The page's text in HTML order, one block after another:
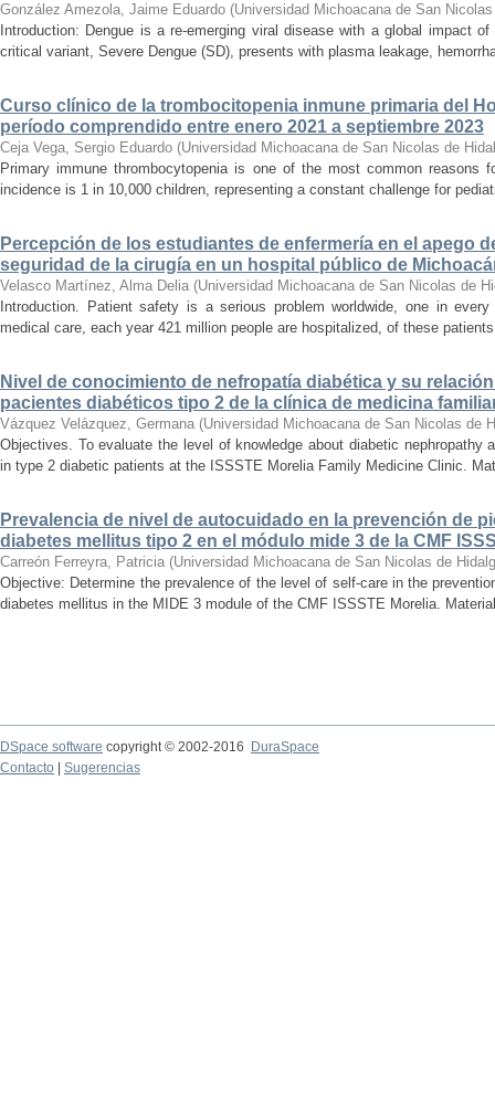
González Amezola, Jaime Eduardo (Universidad Michoacana de San
Introduction: Dengue is a re-emerging viral disease with a global impact
critical variant, Severe Dengue (SD), presents with plasma leakage,
Curso clínico de la trombocitopenia inmune primaria del
período comprendido entre enero 2021 a septiembre 2023
Ceja Vega, Sergio Eduardo (Universidad Michoacana de San Nicolas de
Primary immune thrombocytopenia is one of the most common reasons
incidence is 1 in 10,000 children, representing a constant challenge for
Percepción de los estudiantes de enfermería en el apego
seguridad de la cirugía en un hospital público de
Velasco Martínez, Alma Delia (Universidad Michoacana de San Nicolas de
Introduction. Patient safety is a serious problem worldwide, one in
medical care, each year 421 million people are hospitalized, of these
Nivel de conocimiento de nefropatía diabética y su
pacientes diabéticos tipo 2 de la clínica de medicina
Vázquez Velázquez, Germana (Universidad Michoacana de San Nicolas de
Objectives. To evaluate the level of knowledge about diabetic nephropathy
in type 2 diabetic patients at the ISSSTE Morelia Family Medicine Clinic.
Prevalencia de nivel de autocuidado en la prevención de
diabetes mellitus tipo 2 en el módulo mide 3 de la CMF
Carreón Ferreyra, Patricia (Universidad Michoacana de San Nicolas de
Objective: Determine the prevalence of the level of self-care in the
diabetes mellitus in the MIDE 3 module of the CMF ISSSTE Morelia.
DSpace software copyright © 2002-2016
DuraSpace
Contacto
Sugerencias